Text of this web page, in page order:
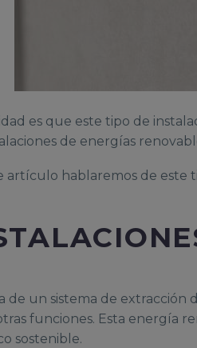
es que este tipo de
de energías
artículo hablaremos de este
de un sistema de extracción
funciones. Esta energía
sostenible.